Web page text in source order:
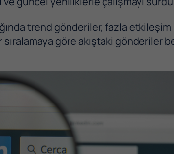
trend gönderiler, fazla
göre akıştaki gönderiler